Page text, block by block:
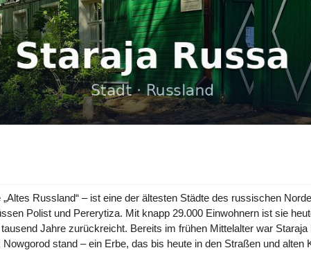
Russland“ – ist eine der ältesten Städte des russischen
Polist und Pererytiza. Mit knapp 29.000 Einwohnern ist sie
Jahre zurückreicht. Bereits im frühen Mittelalter war
stand – ein Erbe, das bis heute in den Straßen und alten